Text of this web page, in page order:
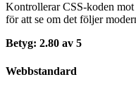
Kontrollerar CSS-koden
för att se om det följer
Betyg: 2.80 av 5
Webbstandard